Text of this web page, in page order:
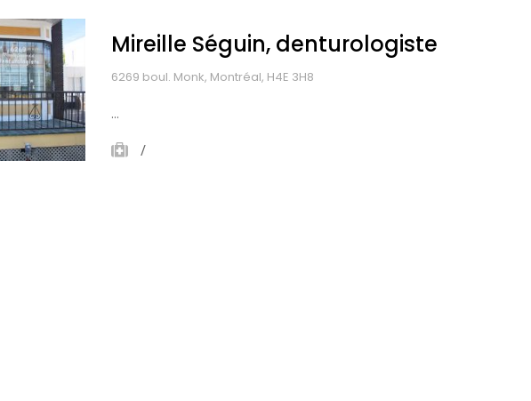
Mireille Séguin, denturologiste
6269 boul. Monk, Montréal, H4E 3H8
...